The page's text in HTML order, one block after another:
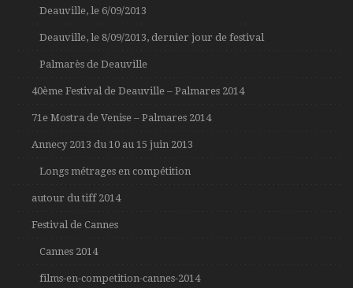
Deauville, le 6/09/2013
Deauville, le 8/09/2013, dernier jour de festival
Palmarès de Deauville
40ème Festival de Deauville – Palmares 2014
71e Mostra de Venise – Palmares 2014
Annecy 2013 du 10 au 15 juin 2013
Longs métrages en compétition
autour du tiff 2014
Festival de Cannes
Cannes 2014
films-en-competition-cannes-2014